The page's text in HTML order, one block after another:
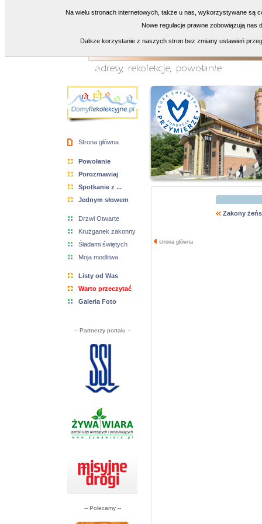
Strona główna
Powołanie
Porozmawiaj
Spotkanie z ...
Jednym słowem
Drzwi Otwarte
Krużganek zakonny
Śladami świętych
Moja modlitwa
Listy od Was
Warto przeczytać
Galeria Foto
-- Partnerzy portalu --
-- Polecamy --
Zakony
strona główna
Na wielu stronach internetowych, także u nas, wykorzystywane są
Nowe regulacje prawne zobowiązują nas
Dalsze korzystanie z naszych stron bez zmiany ustawień